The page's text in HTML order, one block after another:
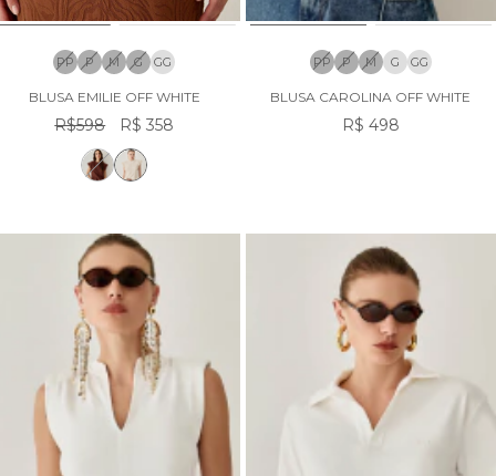
PP P M G GG
BLUSA EMILIE OFF WHITE
R$598 R$ 358
PP P M G GG
BLUSA CAROLINA OFF WHITE
R$ 498